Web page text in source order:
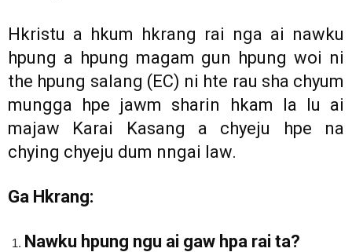
Hkristu a hkum hkrang rai nga ai nawku
hpung a hpung magam gun hpung woi ni
the hpung salang (EC) ni hte rau sha chyum
mungga hpe jawm sharin hkam la lu ai
majaw Karai Kasang a chyeju hpe na
chying chyeju dum nngai law.
Ga Hkrang:
Nawku hpung ngu ai gaw hpa rai ta?